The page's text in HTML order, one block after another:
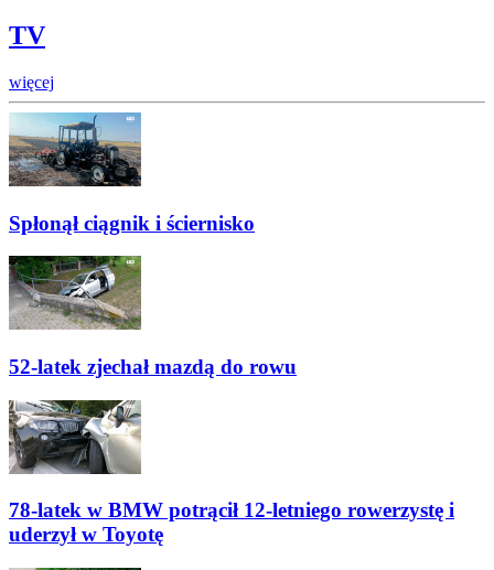
TV
więcej
Spłonął ciągnik i ściernisko
52-latek zjechał mazdą do rowu
78-latek w BMW potrącił 12-letniego rowerzystę i
uderzył w Toyotę